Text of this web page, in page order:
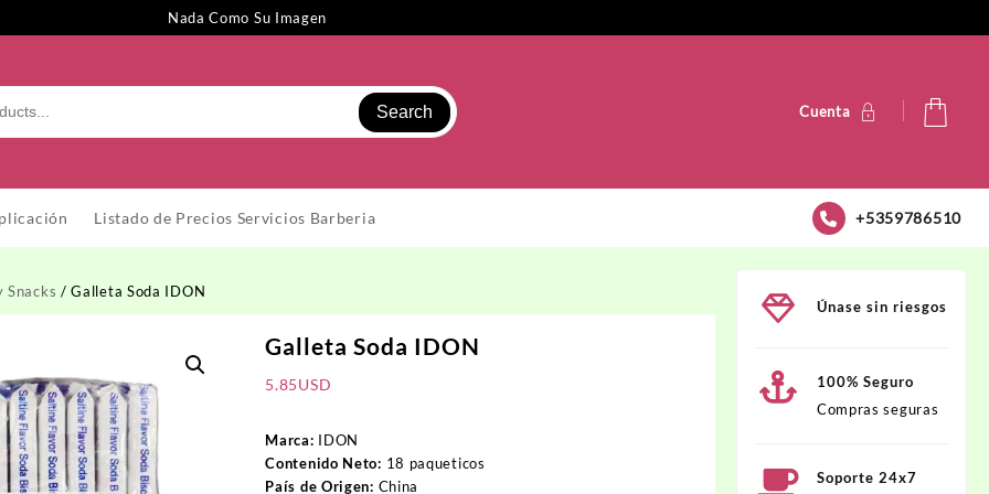
Nada Como Su Imagen
Search Cuenta
Listado de Precios Servicios Barberia +5359786510
Snacks / Galleta Soda IDON
Galleta Soda IDON
5.85USD
Marca: IDON
Contenido Neto: 18 paqueticos
País de Origen: China
Únase sin riesgos
100% Seguro
Compras seguras
Soporte 24x7